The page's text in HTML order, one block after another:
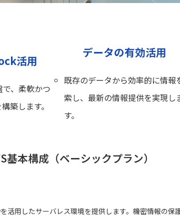
活用
、柔軟かつ
築します。
データの有効活用
既存のデータから効率的に情報
索し、最新の情報提供を実現し
す。
基本構成（ベーシックプラン）
用したサーバレス環境を提供します。機密情報の保護